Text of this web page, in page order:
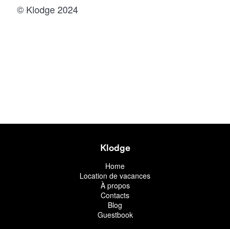
© Klodge 2024
Klodge
Home
Location de vacances
À propos
Contacts
Blog
Guestbook